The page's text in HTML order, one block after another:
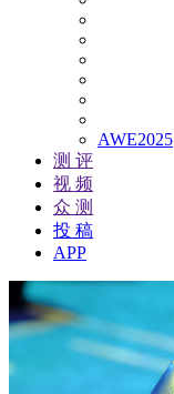
AWE2025
测 评
视 频
众 测
投 稿
APP